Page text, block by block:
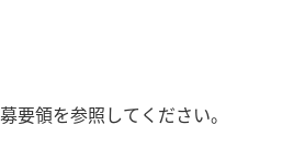
要領を参照してください。